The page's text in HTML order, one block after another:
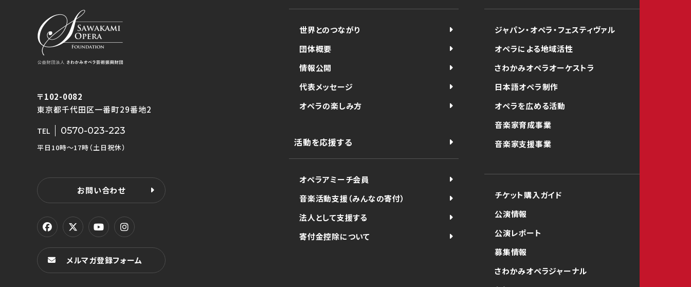
〒102-0082
東京都千代田区一番町29番地2
TEL 0570-023-223
平日10時〜17時（土日祝休）
お問い合わせ
メルマガ登録フォーム
世界とのつながり
団体概要
情報公開
代表メッセージ
オペラの楽しみ方
活動を応援する
オペラアミーチ会員
音楽活動支援（みんなの寄付）
法人として支援する
寄付金控除について
ジャパン・オペラ・フェスティヴァル
オペラによる地域活性
さわかみオペラオーケストラ
日本語オペラ制作
オペラを広める活動
音楽家育成事業
音楽家支援事業
チケット購入ガイド
公演情報
公演レポート
募集情報
さわかみオペラジャーナル